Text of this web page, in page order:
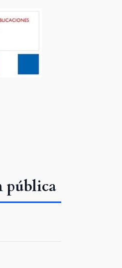
pública